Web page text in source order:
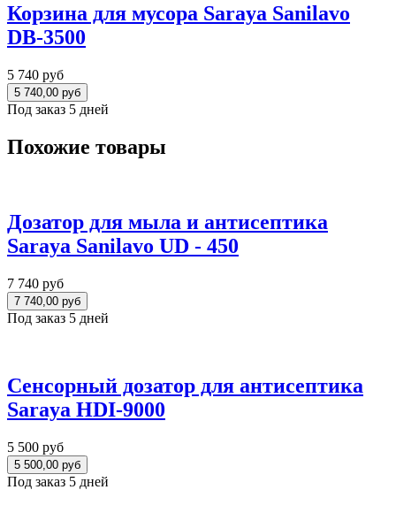
Корзина для мусора Saraya Sanilavo
DB-3500
5 740 руб
Под заказ 5 дней
Похожие товары
Дозатор для мыла и антисептика
Saraya Sanilavo UD - 450
7 740 руб
Под заказ 5 дней
Сенсорный дозатор для антисептика
Saraya HDI-9000
5 500 руб
Под заказ 5 дней